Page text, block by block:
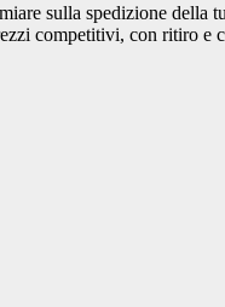
sulla spedizione della
competitivi, con ritiro e